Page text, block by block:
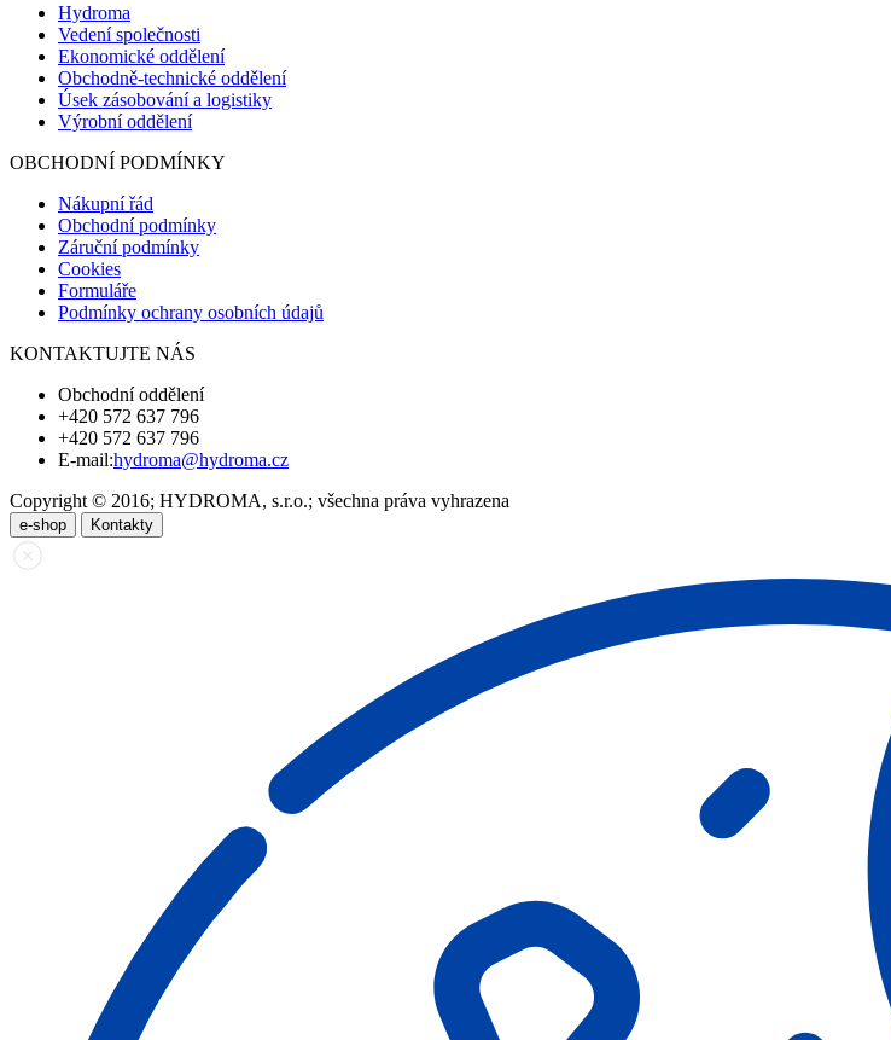
Hydroma
Vedení společnosti
Ekonomické oddělení
Obchodně-technické oddělení
Úsek zásobování a logistiky
Výrobní oddělení
OBCHODNÍ PODMÍNKY
Nákupní řád
Obchodní podmínky
Záruční podmínky
Cookies
Formuláře
Podmínky ochrany osobních údajů
KONTAKTUJTE NÁS
Obchodní oddělení
+420 572 637 796
+420 572 637 796
E-mail:hydroma@hydroma.cz
Copyright © 2016; HYDROMA, s.r.o.; všechna práva vyhrazena
e-shop Kontakty